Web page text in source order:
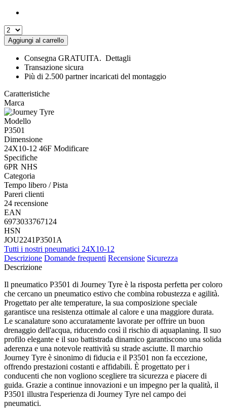
Aggiungi al carrello
Consegna GRATUITA. Dettagli
Transazione sicura
Più di 2.500 partner incaricati del montaggio
Caratteristiche
Marca
Modello
P3501
Dimensione
24X10-12 46F Modificare
Specifiche
6PR NHS
Categoria
Tempo libero / Pista
Pareri clienti
24 recensione
EAN
6973033767124
HSN
JOU2241P3501A
Tutti i nostri pneumatici 24X10-12
Descrizione Domande frequenti Recensione Sicurezza
Descrizione
Il pneumatico P3501 di Journey Tyre è la risposta perfetta per coloro
che cercano un pneumatico estivo che combina robustezza e agilità.
Progettato per alte temperature, la sua composizione speciale
garantisce una resistenza ottimale al calore e una maggiore durata.
Le scanalature sono accuratamente lavorate per offrire un buon
drenaggio dell'acqua, riducendo così il rischio di aquaplaning. Il suo
profilo elegante e il suo battistrada dinamico garantiscono una solida
aderenza e una notevole reattività su strade asciutte. Il marchio
Journey Tyre è sinonimo di fiducia e il P3501 non fa eccezione,
offrendo prestazioni costanti e affidabili. È progettato per i
conducenti che non vogliono scegliere tra sicurezza e piacere di
guida. Grazie a continue innovazioni e un impegno per la qualità, il
P3501 illustra l'esperienza di Journey Tyre nel campo dei
pneumatici.